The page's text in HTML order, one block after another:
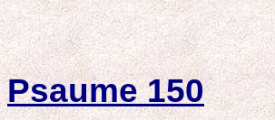
Psaume 150